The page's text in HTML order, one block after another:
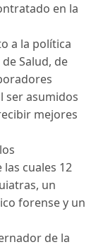
en la
a la política
Salud, de
ser asumidos
mejores
cuales 12
un
forense y un
de la